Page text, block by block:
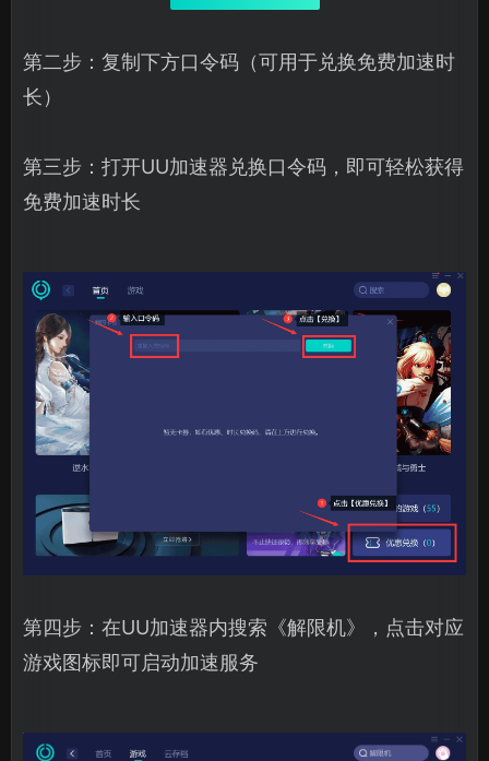
第二步：复制下方口令码（可用于兑换免费加速时
长）
第三步：打开UU加速器兑换口令码，即可轻松获得
免费加速时长
第四步：在UU加速器内搜索《解限机》，点击对应
游戏图标即可启动加速服务